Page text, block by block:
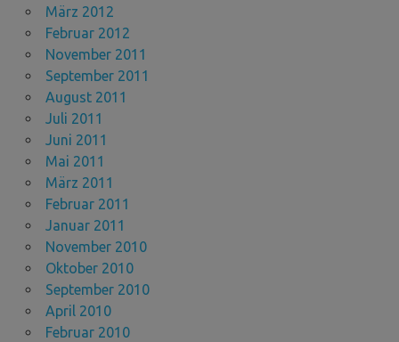
März 2012
Februar 2012
November 2011
September 2011
August 2011
Juli 2011
Juni 2011
Mai 2011
März 2011
Februar 2011
Januar 2011
November 2010
Oktober 2010
September 2010
April 2010
Februar 2010